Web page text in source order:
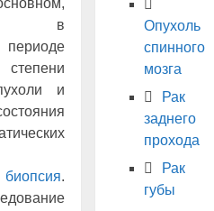
в
и
биопсия.
Опухоль
спинного
мозга
Рак
заднего
прохода
Рак
губы